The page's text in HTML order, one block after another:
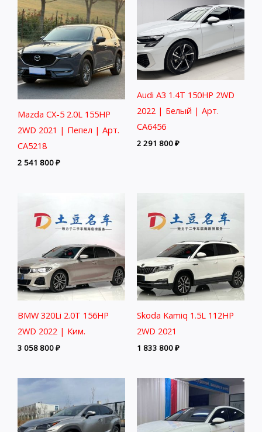
Mazda CX-5 2.0L 155HP
2WD 2021 | Пепел | Арт.
CA5218
2 541 800₽
Audi A3 1.4T 150HP 2WD
2022 | Белый | Арт.
CA6456
2 291 800₽
BMW 320Li 2.0T 156HP
2WD 2022 | Ким.
3 058 800₽
Skoda Kamiq 1.5L 112HP
2WD 2021
1 833 800₽